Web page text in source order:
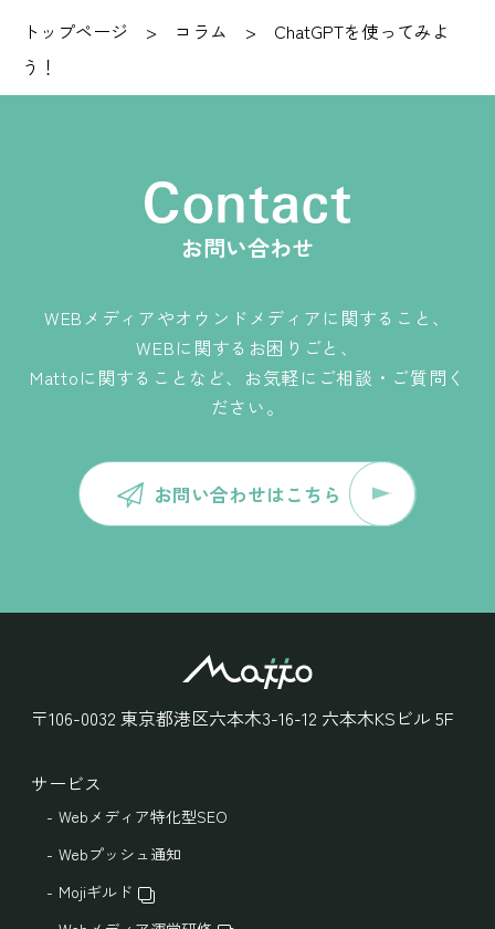
トップページ > コラム > ChatGPTを使ってみよ
う！
お問い合わせ
WEBメディアやオウンドメディアに関すること、
WEBに関するお困りごと、
Mattoに関することなど、お気軽にご相談・ご質問く
ださい。
お問い合わせはこちら
〒106-0032 東京都港区六本木3-16-12 六本木KSビル 5F
サービス
Webメディア特化型SEO
Webプッシュ通知
Mojiギルド